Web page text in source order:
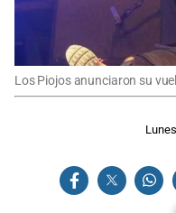
Los Piojos anunciaron su